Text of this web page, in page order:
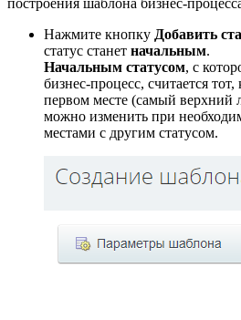
Нажмите кнопку Добавить
статус станет начальным.
Начальным статусом, с
бизнес-процесс, считается
первом месте (самый верхний
можно изменить при
местами с другим статусом.